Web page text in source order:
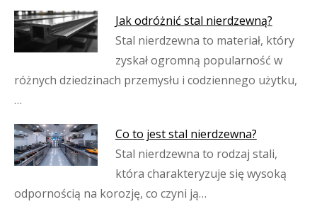
Jak odróżnić stal nierdzewną?
Stal nierdzewna to materiał, który
zyskał ogromną popularność w
różnych dziedzinach przemysłu i codziennego użytku,
…
Co to jest stal nierdzewna?
Stal nierdzewna to rodzaj stali,
która charakteryzuje się wysoką
odpornością na korozję, co czyni ją…